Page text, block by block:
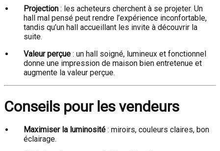
Projection : les acheteurs cherchent à se projeter. Un
hall mal pensé peut rendre l’expérience inconfortable,
tandis qu’un hall accueillant les invite à découvrir la
suite.
Valeur perçue : un hall soigné, lumineux et fonctionnel
donne une impression de maison bien entretenue et
augmente la valeur perçue.
Conseils pour les vendeurs
Maximiser la luminosité : miroirs, couleurs claires, bon
éclairage.